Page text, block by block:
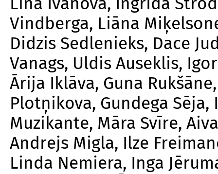
Vindberga, Liāna
Didzis Sedlenieks, Dace
Vanags, Uldis Auseklis,
Ārija Iklāva, Guna
Plotņikova, Gundega Sēja,
Muzikante, Māra Svīre,
Andrejs Migla, Ilze
Linda Nemiera, Inga